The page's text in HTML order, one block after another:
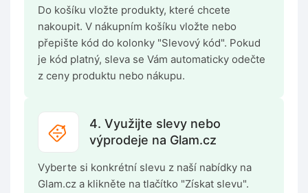
Do košíku vložte produkty, které chcete
nakoupit. V nákupním košíku vložte nebo
přepište kód do kolonky "Slevový kód". Pokud
je kód platný, sleva se Vám automaticky odečte
z ceny produktu nebo nákupu.
4. Využijte slevy nebo
výprodeje na Glam.cz
Vyberte si konkrétní slevu z naší nabídky na
Glam.cz a klikněte na tlačítko "Získat slevu".